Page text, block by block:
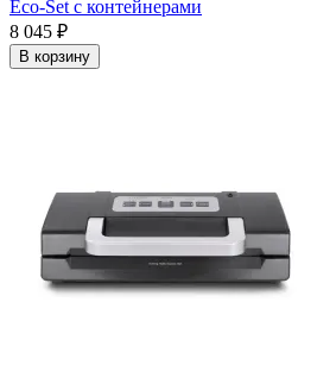
Eco-Set с контейнерами
8 045 ₽
В корзину